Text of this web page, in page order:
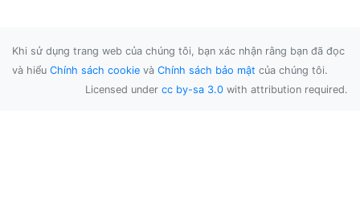
Khi sử dụng trang web của chúng tôi, bạn xác nhận rằng bạn đã đọc
và hiểu Chính sách cookie và Chính sách bảo mật của chúng tôi.
Licensed under cc by-sa 3.0 with attribution required.